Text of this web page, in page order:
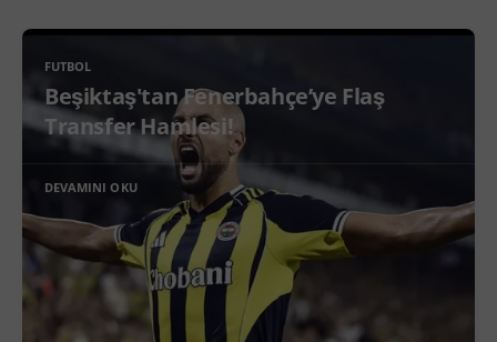
FUTBOL
Beşiktaş'tan Fenerbahçe’ye Flaş
Transfer Hamlesi!
DEVAMINI OKU